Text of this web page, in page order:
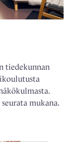
tiedekunnan
mukana.